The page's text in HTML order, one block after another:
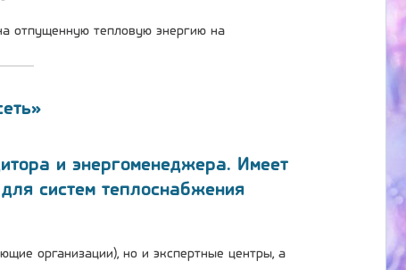
отпущенную тепловую энергию на
и энергоменеджера. Имеет
систем теплоснабжения
организации), но и экспертные центры, а